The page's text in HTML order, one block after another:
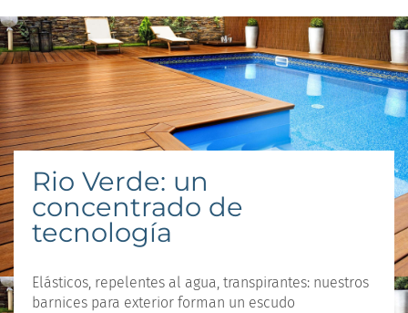
Rio Verde: un
concentrado de
tecnología
Elásticos, repelentes al agua, transpirantes: nuestros
barnices para exterior forman un escudo